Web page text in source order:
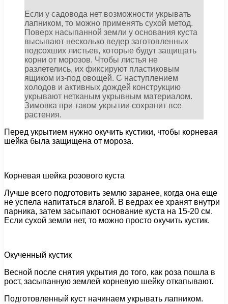
Если у садовода нет возможности укрывать
лапником, то можно применять сухой метод.
Поверх насыпанной земли у основания куста
высыпают несколько ведер заготовленных
подсохших листьев, которые будут защищать
корни от морозов. Чтобы листья не
разлетелись, их фиксируют пластиковым
ящиком из-под овощей. С наступлением
холодов и активных дождей конструкцию
укрывают нетканым укрывным материалом.
Зимовка при таком укрытии сохранит все
растения.
Перед укрытием нужно окучить кустики, чтобы корневая
шейка была защищена от мороза.
Корневая шейка розового куста
Лучше всего подготовить землю заранее, когда она еще
не успела напитаться влагой. В ведрах ее хранят внутри
парника, затем засыпают основание куста на 15-20 см.
Если сухой земли нет, то можно просто окучить кустик.
Окученный кустик
Весной после снятия укрытия до того, как роза пошла в
рост, засыпанную землей корневую шейку откапывают.
Подготовленный куст начинаем укрывать лапником.